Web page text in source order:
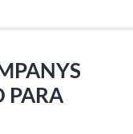
PARA